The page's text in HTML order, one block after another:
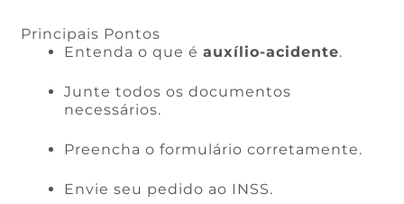
Principais Pontos
Entenda o que éauxílio-acidente.
Junte todos os documentos
necessários.
Preencha o formulário corretamente.
Envie seu pedido ao INSS.